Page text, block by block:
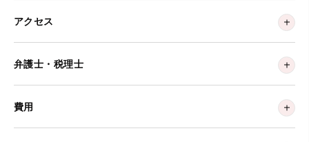
アクセス
弁護士・税理士
費用